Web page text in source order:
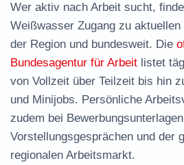
Wer aktiv nach Arbeit sucht,
Weißwasser Zugang zu
der Region und bundesweit. Die
Bundesagentur für Arbeit listet
von Vollzeit über Teilzeit bis hin
und Minijobs. Persönliche
zudem bei
Vorstellungsgesprächen und der
regionalen Arbeitsmarkt.